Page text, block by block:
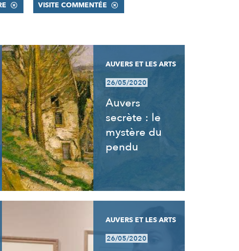
VISITE COMMENTÉE
AUVERS ET LES ARTS
26/05/2020
Auvers
secrète : le
mystère du
pendu
AUVERS ET LES ARTS
26/05/2020